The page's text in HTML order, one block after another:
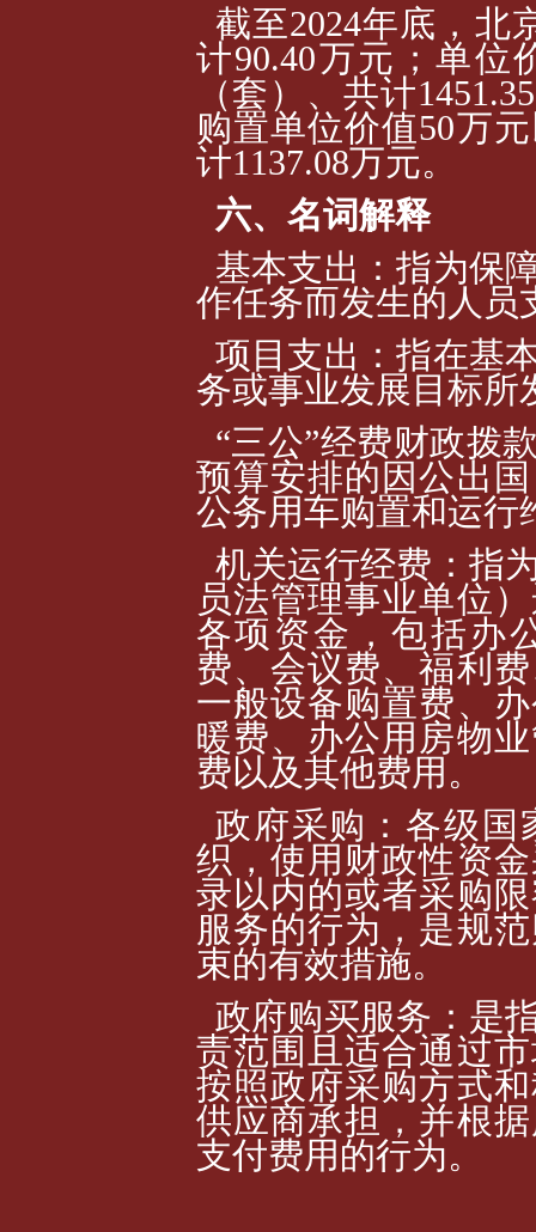
截至2024年底，北
计90.40万元；单位
（套）、共计
购置单位价值50万
计1137.08万元。
六、名词解释
基本支出：指为保
作任务而发生的人员
项目支出：指在基
务或事业发展目标所
“三公”经费财政拨
预算安排的因公出
公务用车购置和运行
机关运行经费：指
员法管理事业单位
各项资金，包括办
费、会议费、福利
一般设备购置费、
暖费、办公用房物
费以及其他费用。
政府采购：各级国
织，使用财政性资
录以内的或者采购
服务的行为，是规
束的有效措施。
政府购买服务：是
责范围且适合通过
按照政府采购方式
供应商承担，并根
支付费用的行为。